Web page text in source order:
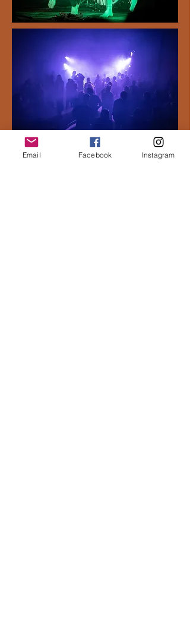
Email Facebook Instagram